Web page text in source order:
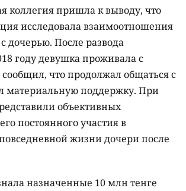
коллегия пришла к выводу, что
исследовала взаимоотношения
дочерью. После развода
году девушка проживала с
что продолжал общаться с
материальную поддержку. При
объективных
постоянного участия в
жизни дочери после
назначенные 10 млн тенге